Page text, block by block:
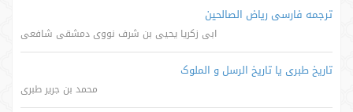
ترجمه فارسی ریاض الصالحین
ابی زکریا یحیی بن شرف نووی دمشقی شافعی
تاریخ طبری یا تاریخ الرسل و الملوک
محمد بن جریر طبری